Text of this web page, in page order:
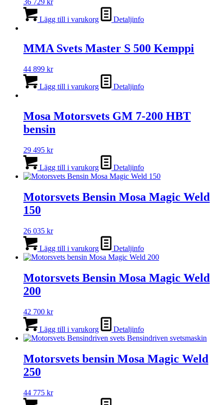
Lägg till i varukorg Detaljinfo
MMA Svets Master S 500 Kemppi
44 899 kr
Lägg till i varukorg Detaljinfo
Mosa Motorsvets GM 7-200 HBT
bensin
29 495 kr
Lägg till i varukorg Detaljinfo
Motorsvets Bensin Mosa Magic Weld
150
26 035 kr
Lägg till i varukorg Detaljinfo
Motorsvets Bensin Mosa Magic Weld
200
42 700 kr
Lägg till i varukorg Detaljinfo
Motorsvets bensin Mosa Magic Weld
250
44 775 kr